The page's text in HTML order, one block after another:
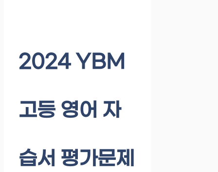
2024 YBM
고등 영어 자
습서 평가문제